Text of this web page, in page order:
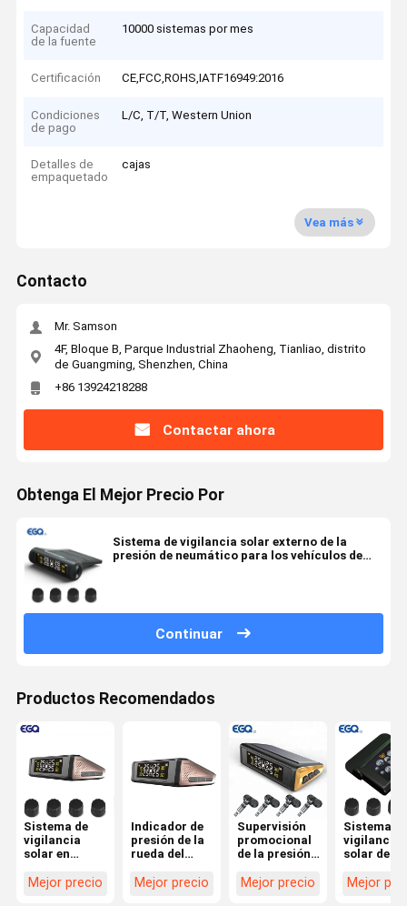
Capacidad
de la fuente
10000 sistemas por mes
Certificación CE,FCC,ROHS,IATF16949:2016
Condiciones
de pago
L/C, T/T, Western Union
Detalles de
empaquetado
cajas
Vea más
Contacto
Mr. Samson
4F, Bloque B, Parque Industrial Zhaoheng, Tianliao, distrito
de Guangming, Shenzhen, China
+86 13924218288
Contactar ahora
Obtenga El Mejor Precio Por
Sistema de vigilancia solar externo de la
presión de neumático para los vehículos de
Continuar
Productos Recomendados
Sistema de
vigilancia
solar en
de la presión
Mejor precio
Indicador de
presión de la
rueda del
del
Mejor precio
Supervisión
promocional
de la presión
neumáticos
Mejor precio
Sistema de
vigilancia
solar de la
Mejor